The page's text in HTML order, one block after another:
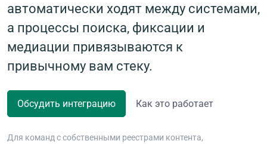
автоматически ходят между системами,
а процессы поиска, фиксации и
медиации привязываются к
привычному вам стеку.
Обсудить интеграцию Как это работает
Для команд с собственными реестрами контента,